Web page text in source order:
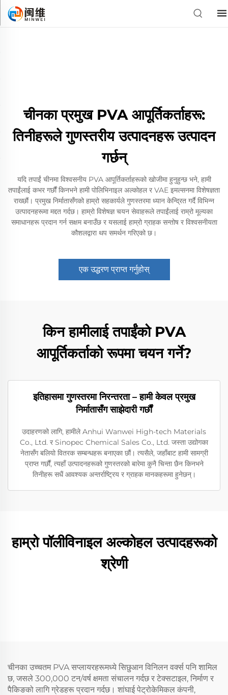
चीनका प्रमुख PVA आपूर्तिकर्ताहरू:
तिनीहरूले गुणस्तरीय उत्पादनहरू उत्पादन
गर्छन्
यदि तपाईं चीनमा विश्वसनीय PVA आपूर्तिकर्ताहरूको खोजीमा हुनुहुन्छ भने, हामी
तपाईंलाई कभर गर्छौं किनभने हामी पोलिभिनाइल अल्कोहल र VAE इमल्सनमा विशेषज्ञता
राख्छौं। प्रमुख निर्मातासँगको हाम्रो सहकार्यले गुणस्तरमा ध्यान केन्द्रित गर्दै विभिन्न
उत्पादनहरूमा मद्दत गर्दछ। हाम्रो विशेषज्ञ चयन सेवाहरूले तपाईंलाई राम्रो मूल्यका
समाधानहरू प्रदान गर्न सक्षम बनाउँछ र यसलाई हाम्रो ग्राहक सन्तोष र विश्वसनीयता
कौशलद्वारा थप समर्थन गरिएको छ।
एक उद्धरण प्राप्त गर्नुहोस्
किन हामीलाई तपाईंको PVA
आपूर्तिकर्ताको रूपमा चयन गर्ने?
इतिहासमा गुणस्तरमा निरन्तरता – हामी केवल प्रमुख
निर्मातासँग साझेदारी गर्छौं
उदाहरणको लागि, हामीले Anhui Wanwei High-tech Materials
Co., Ltd. र Sinopec Chemical Sales Co., Ltd. जस्ता उद्योगका
नेतासँग बलियो वितरक सम्बन्धहरू बनाएका छौं। त्यसैले, जहाँबाट हामी सामग्री
प्राप्त गर्छौं, त्यहाँ उत्पादनहरूको गुणस्तरको बारेमा कुनै चिन्ता छैन किनभने
तिनीहरू सधैं आवश्यक अन्तर्राष्ट्रिय र ग्राहक मानकहरूमा हुनेछन्।
हाम्रो पॉलीविनाइल अल्कोहल उत्पादहरूको
श्रेणी
चीनका उच्चतम PVA सप्लायरहरूमध्ये सिछुआन विनिलन वर्क्स पनि शामिल
छ, जसले 300,000 टन/वर्ष क्षमता संचालन गर्दछ र टेक्सटाइल, निर्माण र
पैकिङको लागि ग्रेडहरू प्रदान गर्दछ। शांघाई पेट्रोकेमिकल कंपनी,